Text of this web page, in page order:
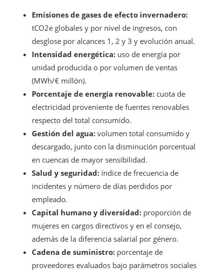
Emisiones de gases de efecto invernadero:
tCO2e globales y por nivel de ingresos, con
desglose por alcances 1, 2 y 3 y evolución anual.
Intensidad energética: uso de energía por
unidad producida o por volumen de ventas
(MWh/€ millón).
Porcentaje de energía renovable: cuota de
electricidad proveniente de fuentes renovables
respecto del total consumido.
Gestión del agua: volumen total consumido y
descargado, junto con la disminución porcentual
en cuencas de mayor sensibilidad.
Salud y seguridad: índice de frecuencia de
incidentes y número de días perdidos por
empleado.
Capital humano y diversidad: proporción de
mujeres en cargos directivos y en el consejo,
además de la diferencia salarial por género.
Cadena de suministro: porcentaje de
proveedores evaluados bajo parámetros sociales